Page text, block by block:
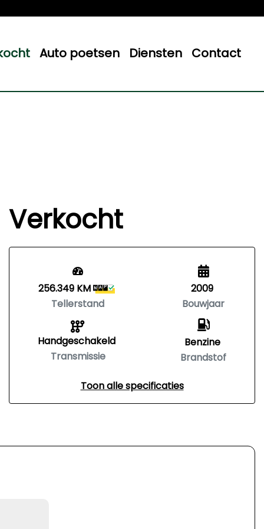
Auto poetsen Diensten Contact
Verkocht
256.349 KM
Tellerstand
Handgeschakeld
Transmissie
2009
Bouwjaar
Benzine
Brandstof
Toon alle specificaties